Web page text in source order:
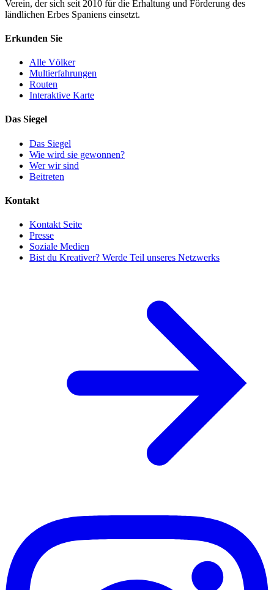
Verein, der sich seit 2010 für die Erhaltung und Förderung des
ländlichen Erbes Spaniens einsetzt.
Erkunden Sie
Alle Völker
Multierfahrungen
Routen
Interaktive Karte
Das Siegel
Das Siegel
Wie wird sie gewonnen?
Wer wir sind
Beitreten
Kontakt
Kontakt Seite
Presse
Soziale Medien
Bist du Kreativer? Werde Teil unseres Netzwerks